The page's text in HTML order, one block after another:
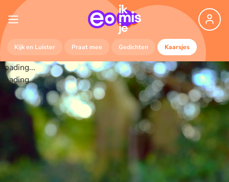
Kijk en Luister Praat mee Gedichten Kaarsjes
Loading...
Loading...